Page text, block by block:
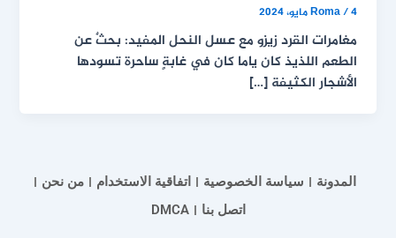
Roma/4 مايو، 2024
مغامرات القرد زيزو مع عسل النحل المفيد: بحثٌ عن
الطعم اللذيذ كان ياما كان في غابةٍ ساحرة تسودها
الأشجار الكثيفة […]
المدونة سياسة الخصوصية اتفاقية الاستخدام
من نحن
اتصل بنا
DMCA